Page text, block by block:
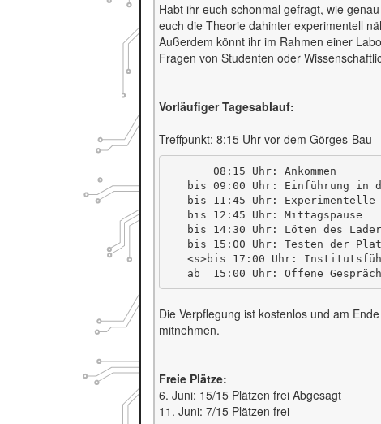
Habt ihr euch schonmal gefragt, wie
euch die Theorie dahinter experimentell
Außerdem könnt ihr im Rahmen einer
Fragen von Studenten oder
Vorläufiger Tagesablauf:
Treffpunkt: 8:15 Uhr vor dem Görges-Bau
       08:15 Uhr: Ankommen
bis 09:00 Uhr: Einführung in
bis 11:45 Uhr:
   bis 12:45 Uhr: Mittagspause
bis 14:30 Uhr: Löten des
bis 15:00 Uhr: Testen der
<s>bis 17:00 Uhr:
Die Verpflegung ist kostenlos und am
mitnehmen.
Freie Plätze:
6. Juni: 15/15 Plätzen frei Abgesagt
11. Juni: 7/15 Plätzen frei